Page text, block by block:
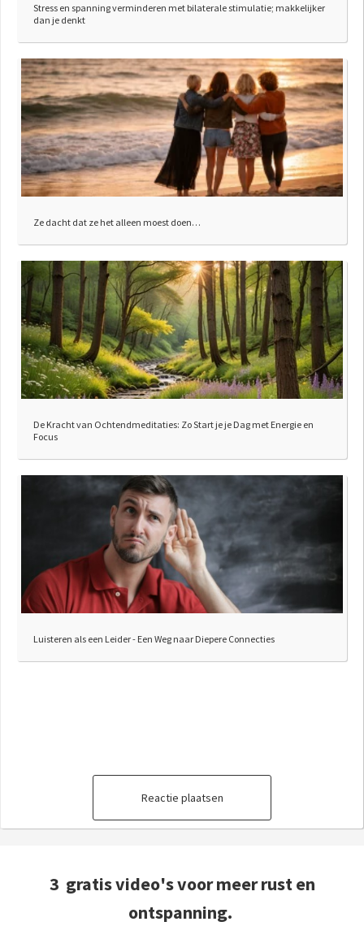
Stress en spanning verminderen met bilaterale stimulatie; makkelijker
dan je denkt
Ze dacht dat ze het alleen moest doen…
De Kracht van Ochtendmeditaties: Zo Start je je Dag met Energie en
Focus
Luisteren als een Leider - Een Weg naar Diepere Connecties
Reactie plaatsen
3 gratis video's voor meer rust en
ontspanning.